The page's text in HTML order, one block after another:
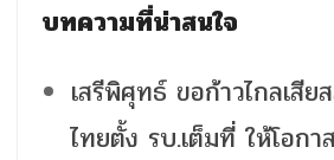
บทความที่น่าสนใจ
เสรีพิศุทธ์ ขอก้าวไกลเสีย
ไทยตั้ง รบ.เต็มที่ ให้โอกา